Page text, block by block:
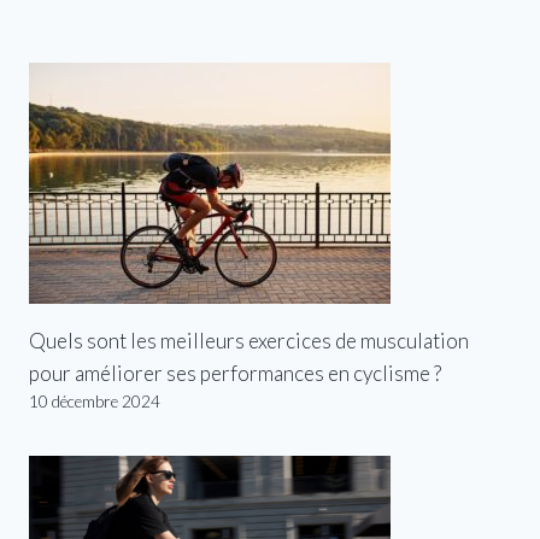
Quels sont les meilleurs exercices de musculation
pour améliorer ses performances en cyclisme ?
10 décembre 2024